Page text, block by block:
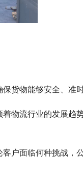
货物能够安全、准时
物流行业的发展趋
户面临何种挑战，